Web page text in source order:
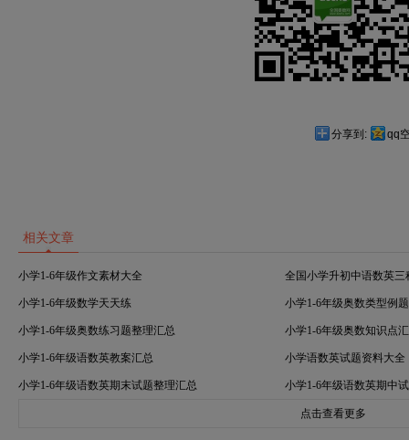
分享到: qq
相关文章
小学1-6年级作文素材大全 全国小学升初中语数英三
小学1-6年级数学天天练 小学1-6年级奥数类型例
小学1-6年级奥数练习题整理汇总 小学1-6年级奥数知识点
小学1-6年级语数英教案汇总 小学语数英试题资料大全
小学1-6年级语数英期末试题整理汇总 小学1-6年级语数英期中
点击查看更多